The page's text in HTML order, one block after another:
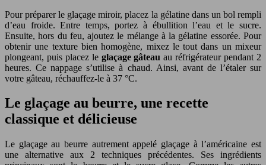
Pour préparer le glaçage miroir, placez la gélatine dans un bol rempli
d’eau froide. Entre temps, portez à ébullition l’eau et le sucre.
Ensuite, hors du feu, ajoutez le mélange à la gélatine essorée. Pour
obtenir une texture bien homogène, mixez le tout dans un mixeur
plongeant, puis placez le glaçage gâteau au réfrigérateur pendant 2
heures. Ce nappage s’utilise à chaud. Ainsi, avant de l’étaler sur
votre gâteau, réchauffez-le à 37 °C.
Le glaçage au beurre, une recette
classique et délicieuse
Le glaçage au beurre autrement appelé glaçage à l’américaine est
une alternative aux 2 techniques précédentes. Ses ingrédients